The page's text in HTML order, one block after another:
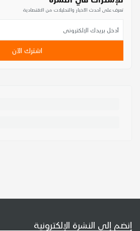
تعرف على أحدث الأخبار والتحليلات من الاقتصادية
اشترك الآن
إنضم إلى النشرة الإلكترونية